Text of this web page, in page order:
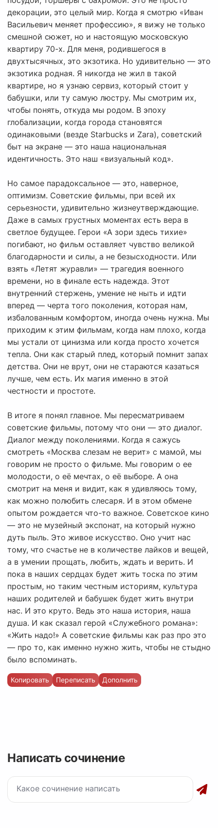
декорации, это целый мир. Когда я смотрю «Иван
Васильевич меняет профессию», я вижу не только
смешной сюжет, но и настоящую московскую
квартиру 70-х. Для меня, родившегося в
двухтысячных, это экзотика. Но удивительно — это
экзотика родная. Я никогда не жил в такой
квартире, но я узнаю сервиз, который стоит у
бабушки, или ту самую люстру. Мы смотрим их,
чтобы понять, откуда мы родом. В эпоху
глобализации, когда города становятся
одинаковыми (везде Starbucks и Zara), советский
быт на экране — это наша национальная
идентичность. Это наш «визуальный код».
Но самое парадоксальное — это, наверное,
оптимизм. Советские фильмы, при всей их
серьезности, удивительно жизнеутверждающие.
Даже в самых грустных моментах есть вера в
светлое будущее. Герои «А зори здесь тихие»
погибают, но фильм оставляет чувство великой
благодарности и силы, а не безысходности. Или
взять «Летят журавли» — трагедия военного
времени, но в финале есть надежда. Этот
внутренний стержень, умение не ныть и идти
вперед — черта того поколения, которая нам,
избалованным комфортом, иногда очень нужна. Мы
приходим к этим фильмам, когда нам плохо, когда
мы устали от цинизма или когда просто хочется
тепла. Они как старый плед, который помнит запах
детства. Они не врут, они не стараются казаться
лучше, чем есть. Их магия именно в этой
честности и простоте.
В итоге я понял главное. Мы пересматриваем
советские фильмы, потому что они — это диалог.
Диалог между поколениями. Когда я сажусь
смотреть «Москва слезам не верит» с мамой, мы
говорим не просто о фильме. Мы говорим о ее
молодости, о её мечтах, о её выборе. А она
смотрит на меня и видит, как я удивляюсь тому,
как можно полюбить слесаря. И в этом обмене
опытом рождается что-то важное. Советское кино
— это не музейный экспонат, на который нужно
дуть пыль. Это живое искусство. Оно учит нас
тому, что счастье не в количестве лайков и вещей,
а в умении прощать, любить, ждать и верить. И
пока в наших сердцах будет жить тоска по этим
простым, но таким честным историям, культура
наших родителей и бабушек будет жить внутри
нас. И это круто. Ведь это наша история, наша
душа. И как сказал герой «Служебного романа»:
«Жить надо!» А советские фильмы как раз про это
— про то, как именно нужно жить, чтобы не стыдно
было вспоминать.
Копировать Переписать Дополнить
Написать сочинение